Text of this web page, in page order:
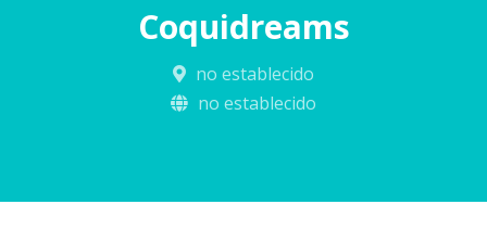
Coquidreams
no establecido
no establecido